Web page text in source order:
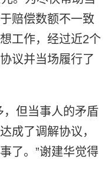
赔偿数额不一致
工作，经过近2个
议并当场履行了
但当事人的矛盾
成了调解协议，
了。”谢建华觉得